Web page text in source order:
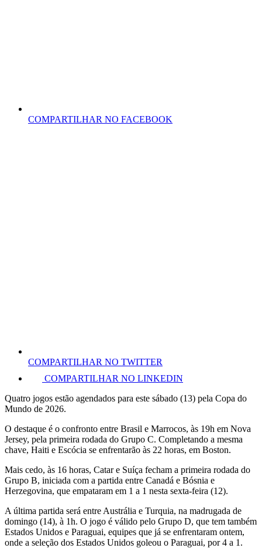
COMPARTILHAR NO FACEBOOK
COMPARTILHAR NO TWITTER
COMPARTILHAR NO LINKEDIN
Quatro jogos estão agendados para este sábado (13) pela Copa do
Mundo de 2026.
O destaque é o confronto entre Brasil e Marrocos, às 19h em Nova
Jersey, pela primeira rodada do Grupo C. Completando a mesma
chave, Haiti e Escócia se enfrentarão às 22 horas, em Boston.
Mais cedo, às 16 horas, Catar e Suíça fecham a primeira rodada do
Grupo B, iniciada com a partida entre Canadá e Bósnia e
Herzegovina, que empataram em 1 a 1 nesta sexta-feira (12).
A última partida será entre Austrália e Turquia, na madrugada de
domingo (14), à 1h. O jogo é válido pelo Grupo D, que tem também
Estados Unidos e Paraguai, equipes que já se enfrentaram ontem,
onde a seleção dos Estados Unidos goleou o Paraguai, por 4 a 1.